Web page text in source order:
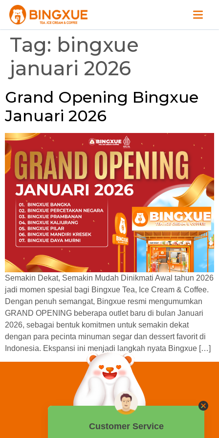
Tag: bingxue
januari 2026
Grand Opening Bingxue
Januari 2026
Semakin Dekat, Semakin Mudah Dinikmati Awal tahun 2026
jadi momen spesial bagi Bingxue Tea, Ice Cream & Coffee.
Dengan penuh semangat, Bingxue resmi mengumumkan
GRAND OPENING beberapa outlet baru di bulan Januari
2026, sebagai bentuk komitmen untuk semakin dekat
dengan para pecinta minuman segar dan dessert favorit di
Indonesia. Ekspansi ini menjadi langkah nyata Bingxue […]
0858 2015 9999